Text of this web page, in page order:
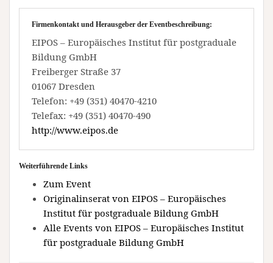
Firmenkontakt und Herausgeber der Eventbeschreibung:
EIPOS – Europäisches Institut für postgraduale
Bildung GmbH
Freiberger Straße 37
01067 Dresden
Telefon: +49 (351) 40470-4210
Telefax: +49 (351) 40470-490
http://www.eipos.de
Weiterführende Links
Zum Event
Originalinserat von EIPOS – Europäisches
Institut für postgraduale Bildung GmbH
Alle Events von EIPOS – Europäisches Institut
für postgraduale Bildung GmbH